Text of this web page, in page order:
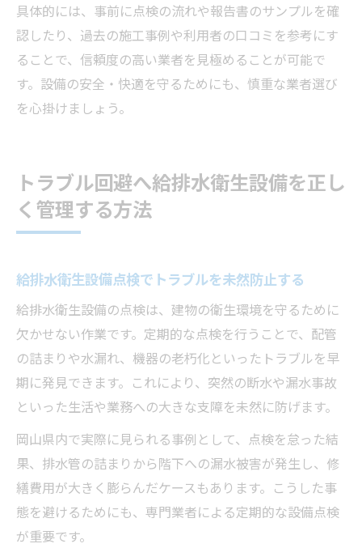
具体的には、事前に点検の流れや報告書のサンプルを確
認したり、過去の施工事例や利用者の口コミを参考にす
ることで、信頼度の高い業者を見極めることが可能で
す。設備の安全・快適を守るためにも、慎重な業者選び
を心掛けましょう。
トラブル回避へ給排水衛生設備を正し
く管理する方法
給排水衛生設備点検でトラブルを未然防止する
給排水衛生設備の点検は、建物の衛生環境を守るために
欠かせない作業です。定期的な点検を行うことで、配管
の詰まりや水漏れ、機器の老朽化といったトラブルを早
期に発見できます。これにより、突然の断水や漏水事故
といった生活や業務への大きな支障を未然に防げます。
岡山県内で実際に見られる事例として、点検を怠った結
果、排水管の詰まりから階下への漏水被害が発生し、修
繕費用が大きく膨らんだケースもあります。こうした事
態を避けるためにも、専門業者による定期的な設備点検
が重要です。